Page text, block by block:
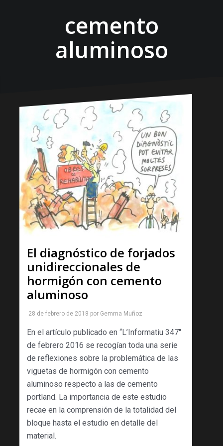
cemento
aluminoso
El diagnóstico de forjados
unidireccionales de
hormigón con cemento
aluminoso
28 de febrero de 2018 por Gemma Muñoz
En el artículo publicado en “L’Informatiu 347″
de febrero 2016 se recogían toda una serie
de reflexiones sobre la problemática de las
viguetas de hormigón con cemento
aluminoso respecto a las de cemento
portland. La importancia de este estudio
recae en la comprensión de la totalidad del
bloque hasta el estudio en detalle del
material.